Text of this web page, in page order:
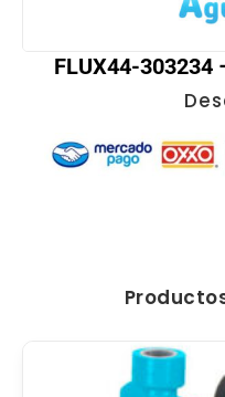
FLUX44-303234